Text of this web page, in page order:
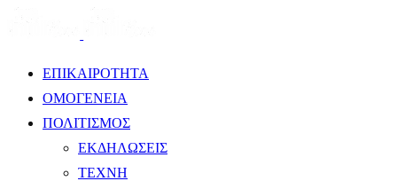
ΕΠΙΚΑΙΡΟΤΗΤΑ
ΟΜΟΓΕΝΕΙΑ
ΠΟΛΙΤΙΣΜΟΣ
ΕΚΔΗΛΩΣΕΙΣ
ΤΕΧΝΗ